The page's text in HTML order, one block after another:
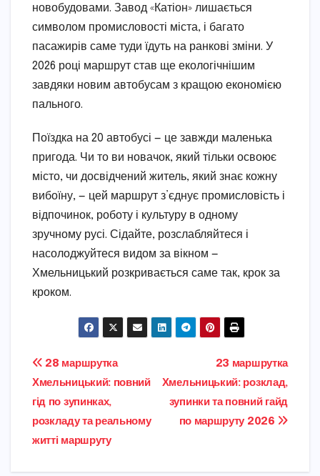
новобудовами. Завод «Катіон» лишається
символом промисловості міста, і багато
пасажирів саме туди їдуть на ранкові зміни. У
2026 році маршрут став ще екологічнішим
завдяки новим автобусам з кращою економією
пального.
Поїздка на 20 автобусі — це завжди маленька
пригода. Чи то ви новачок, який тільки освоює
місто, чи досвідчений житель, який знає кожну
вибоїну, — цей маршрут з’єднує промисловість і
відпочинок, роботу і культуру в одному
зручному русі. Сідайте, розслабляйтеся і
насолоджуйтеся видом за вікном —
Хмельницький розкривається саме так, крок за
кроком.
Навігація
записів
23 маршрутка
Хмельницький: розклад,
зупинки та повний гайд
по маршруту 2026
28 маршрутка
Хмельницький: повний
гід по зупинках,
розкладу та реальному
житті маршруту